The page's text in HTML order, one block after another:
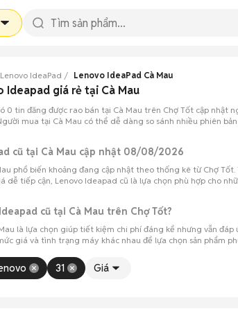
Lenovo IdeaPad Lenovo IdeaPad Cà Mau
giá rẻ tại Cà Mau
0 tin đăng được rao bán tại Cà Mau trên Chợ Tốt cập
mua tại Cà Mau có thể dễ dàng so sánh nhiều phiên
cũ tại Cà Mau cập nhật 08/08/2026
phổ biến khoảng đang cập nhật theo thống kê từ Chợ
dễ tiếp cận, Lenovo Ideapad cũ là lựa chọn phù hợp cho
cũ tại Cà Mau trên Chợ Tốt?
là lựa chọn giúp tiết kiệm chi phí đáng kể nhưng vẫn
giá và tình trạng máy khác nhau để lựa chọn sản phẩm
31 Giá